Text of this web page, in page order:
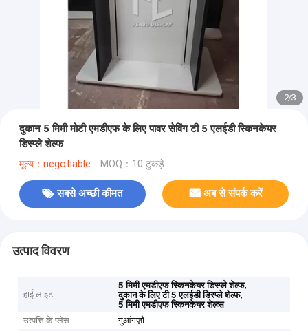
2/3
दुकान 5 मिमी मोटी एमडीएफ के लिए पावर सेविंग टी 5 एलईडी स्किनकेयर
डिस्प्ले शेल्फ
मूल्य：negotiable MOQ：10 टुकड़े
सबसे अच्छी कीमत अब से संपर्क करें
उत्पाद विवरण
हाई लाइट
5 मिमी एमडीएफ स्किनकेयर डिस्प्ले शेल्फ,
दुकान के लिए टी 5 एलईडी डिस्प्ले शेल्फ,
5 मिमी एमडीएफ स्किनकेयर शेल्व्स
उत्पत्ति के प्लेस
गुआंगज़ौ